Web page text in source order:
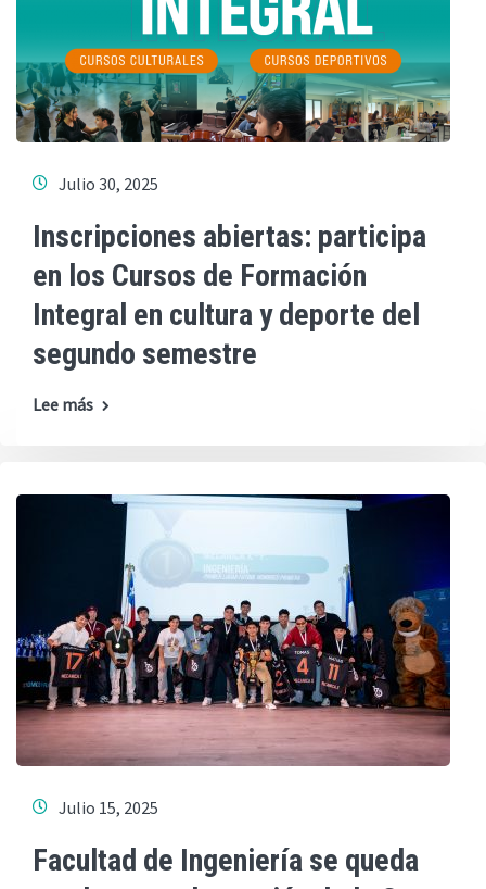
Julio 30, 2025
Inscripciones abiertas: participa
en los Cursos de Formación
Integral en cultura y deporte del
segundo semestre
Lee más
Julio 15, 2025
Facultad de Ingeniería se queda